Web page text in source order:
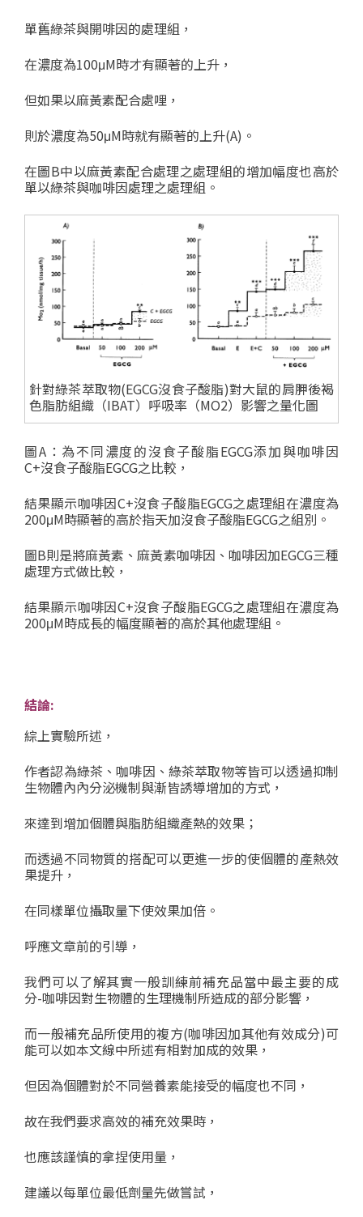
單舊綠茶與開啡因的處理組，
在濃度為100μM時才有顯著的上升，
但如果以麻黃素配合處哩，
則於濃度為50μM時就有顯著的上升(A)。
在圖B中以麻黃素配合處理之處理組的增加幅度也高於
單以綠茶與咖啡因處理之處理組。
針對綠茶萃取物(EGCG沒食子酸脂)對大鼠的肩胛後褐
色脂肪組織（IBAT）呼吸率（MO2）影響之量化圖
圖A：為不同濃度的沒食子酸脂EGCG添加與咖啡因
C+沒食子酸脂EGCG之比較，
結果顯示咖啡因C+沒食子酸脂EGCG之處理組在濃度為
200μM時顯著的高於指天加沒食子酸脂EGCG之組別。
圖B則是將麻黃素、麻黃素咖啡因、咖啡因加EGCG三種
處理方式做比較，
結果顯示咖啡因C+沒食子酸脂EGCG之處理組在濃度為
200μM時成長的幅度顯著的高於其他處理組。
結論:
綜上實驗所述，
作者認為綠茶、咖啡因、綠茶萃取物等皆可以透過抑制
生物體內內分泌機制與漸皆誘導增加的方式，
來達到增加個體與脂肪組織產熱的效果；
而透過不同物質的搭配可以更進一步的使個體的產熱效
果提升，
在同樣單位攝取量下使效果加倍。
呼應文章前的引導，
我們可以了解其實一般訓練前補充品當中最主要的成
分-咖啡因對生物體的生理機制所造成的部分影響，
而一般補充品所使用的複方(咖啡因加其他有效成分)可
能可以如本文線中所述有相對加成的效果，
但因為個體對於不同營養素能接受的幅度也不同，
故在我們要求高效的補充效果時，
也應該謹慎的拿捏使用量，
建議以每單位最低劑量先做嘗試，